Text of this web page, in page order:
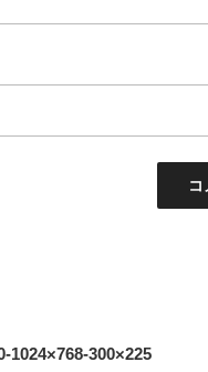
1024×768-300×225